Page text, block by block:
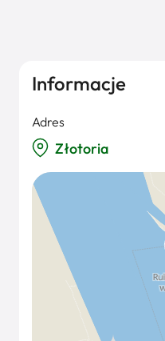
Informacje
Adres
Złotoria